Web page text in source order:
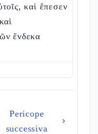
καὶ ἔπεσεν
ἕνδεκα
Pericope
successiva